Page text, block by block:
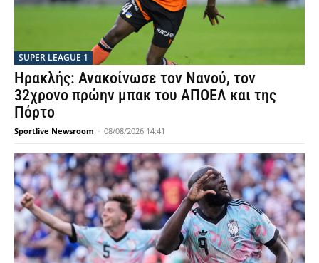
SUPER LEAGUE 1
Ηρακλής: Ανακοίνωσε τον Νανού, τον
32χρονο πρώην μπακ του ΑΠΟΕΛ και της
Πόρτο
Sportlive Newsroom - 08/08/2026 14:41